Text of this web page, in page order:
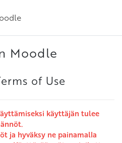
Moodle
of Use
käyttäjän tulee
ja hyväksy ne painamalla